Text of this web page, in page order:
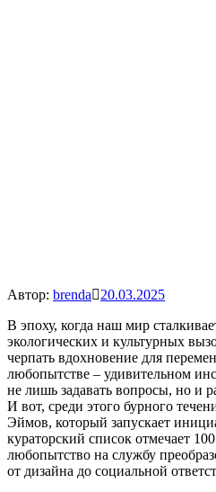
Автор: brenda
20.03.2025
В эпоху, когда наш мир
экологических и культурных
черпать вдохновение для
любопытстве – удивительном
не лишь задавать вопросы, но и
И вот, среди этого бурного
Эймов, который запускает
кураторский список отмечает
любопытство на службу
от дизайна до социальной